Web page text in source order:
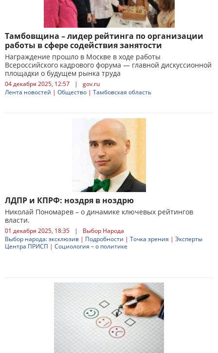
Тамбовщина – лидер рейтинга по организации
работы в сфере содействия занятости
Награждение прошло в Москве в ходе работы
Всероссийского кадрового форума — главной дискуссионной
площадки о будущем рынка труда
04 декабря 2025, 12:57 |
gov.ru
Лента новостей | Общество | Тамбовская область
ЛДПР и КПРФ: ноздря в ноздрю
Николай Пономарев – о динамике ключевых рейтингов
власти.
01 декабря 2025, 18:35 |
Выбор Народа
Выбор народа: эксклюзив | Подробности | Точка зрения | Эксперты
Центра ПРИСП | Социология – о политике